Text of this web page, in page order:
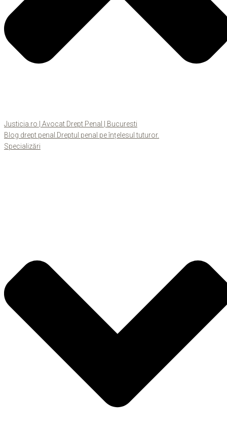
Justicia.ro | Avocat Drept Penal | Bucuresti
Blog drept penal.Dreptul penal pe înțelesul tuturor.
Specializări